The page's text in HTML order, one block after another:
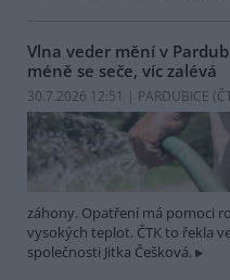
Vlna veder mění v
méně se seče, víc zalévá
30.7.2026 12:51 | PARDUBICE (
záhony. Opatření má pomoci
vysokých teplot. ČTK to řekla
společnosti Jitka Češková.